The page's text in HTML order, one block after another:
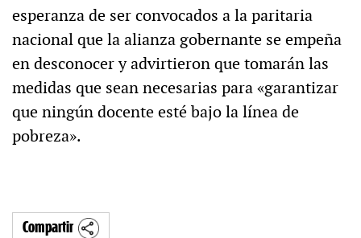
esperanza de ser convocados a la paritaria
nacional que la alianza gobernante se empeña
en desconocer y advirtieron que tomarán las
medidas que sean necesarias para «garantizar
que ningún docente esté bajo la línea de
pobreza».
Compartir